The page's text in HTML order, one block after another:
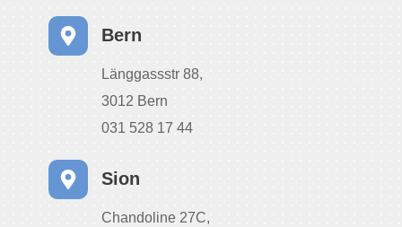
Bern
Länggassstr 88,
3012 Bern
031 528 17 44
Sion
Chandoline 27C,